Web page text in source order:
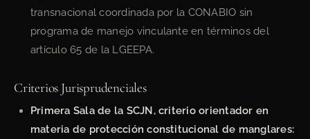
transnacional coordinada por la CONABIO sin
programa de manejo vinculante en términos del
artículo 65 de la LGEEPA.
Criterios Jurisprudenciales
Primera Sala de la SCJN, criterio orientador en
materia de protección constitucional de manglares: